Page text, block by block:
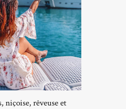
niçoise, rêveuse et